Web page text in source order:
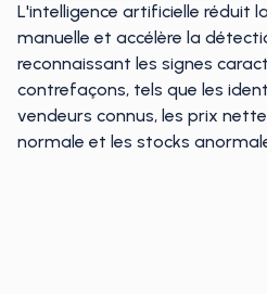
L'intelligence artificielle réduit
manuelle et accélère la
reconnaissant les signes
contrefaçons, tels que les
vendeurs connus, les prix
normale et les stocks